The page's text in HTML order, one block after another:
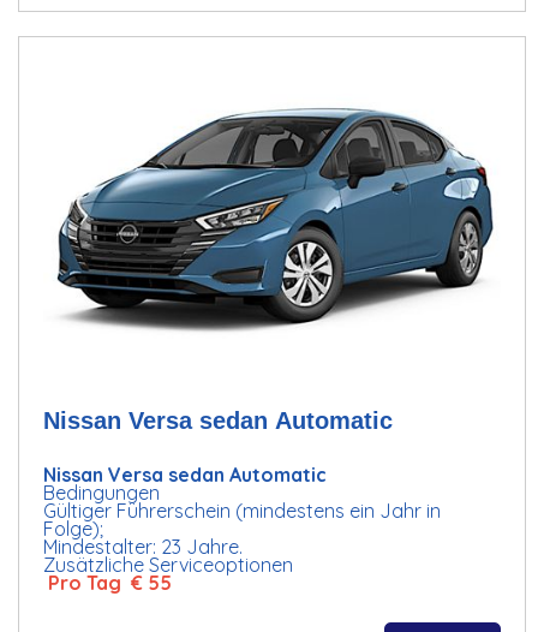
Nissan Versa sedan Automatic
Nissan Versa sedan Automatic
Bedingungen
Gültiger Führerschein (mindestens ein Jahr in
Folge);
Mindestalter: 23 Jahre.
Zusätzliche Serviceoptionen
Pro Tag € 55